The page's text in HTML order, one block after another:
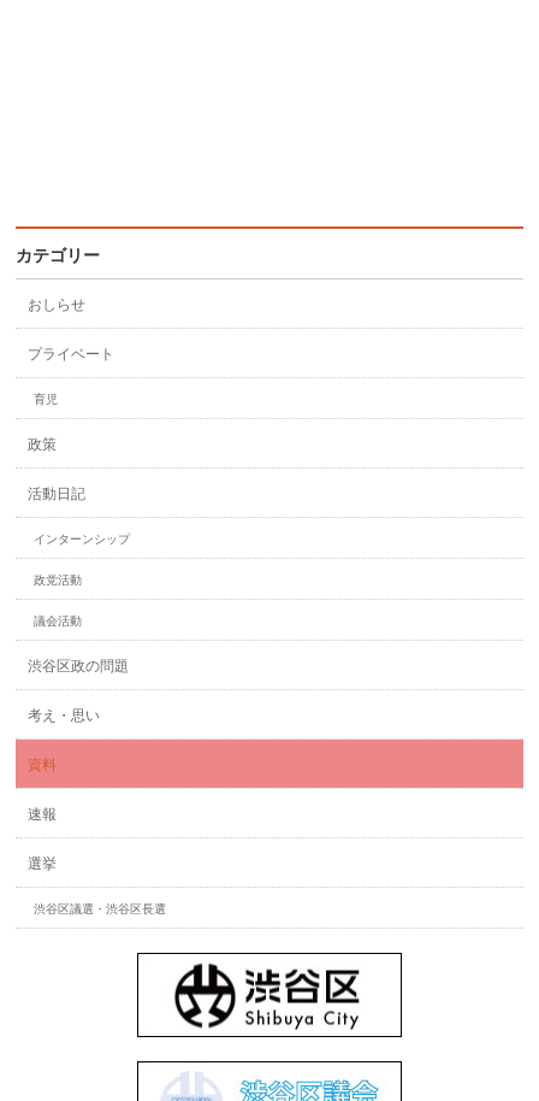
カテゴリー
おしらせ
プライベート
育児
政策
活動日記
インターンシップ
政党活動
議会活動
渋谷区政の問題
考え・思い
資料
速報
選挙
渋谷区議選・渋谷区長選